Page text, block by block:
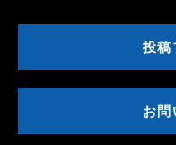
投稿
お問